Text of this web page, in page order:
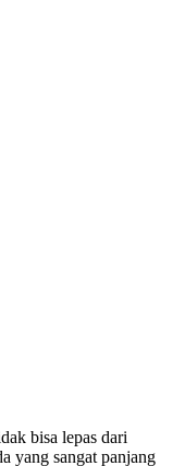
bisa lepas dari
yang sangat panjang